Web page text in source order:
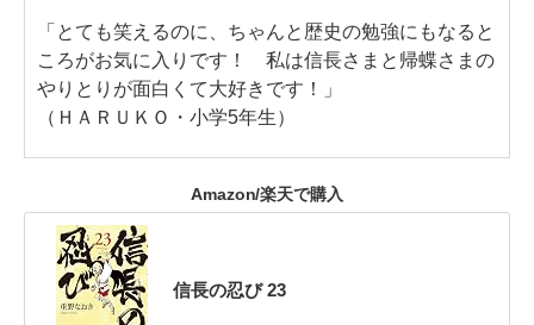
「とても笑えるのに、ちゃんと歴史の勉強にもなると
ころがお気に入りです！ 私は信長さまと帰蝶さまの
やりとりが面白くて大好きです！」
（ＨＡＲＵＫＯ・小学5年生）
Amazon/楽天で購入
信長の忍び 23